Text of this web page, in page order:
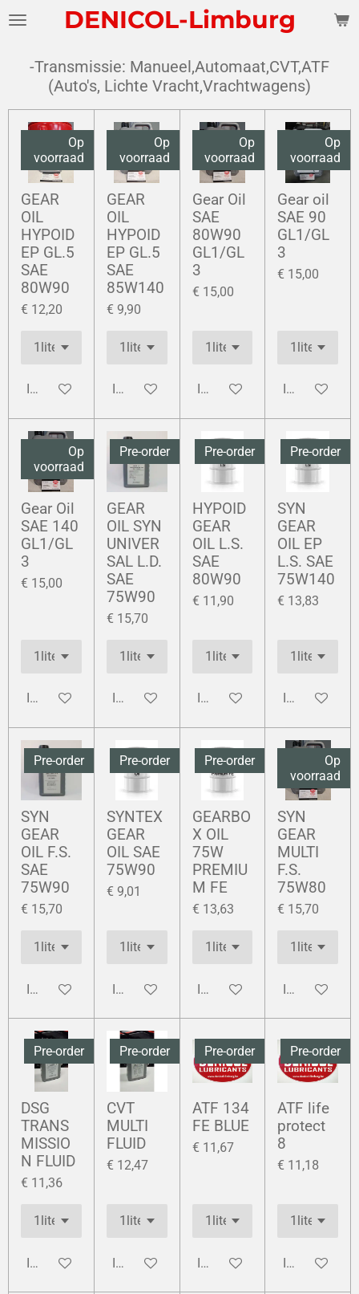
Ga
hoofdinhoud
DENICOL-Limburg
-Transmissie: Manueel,Automaat,CVT,ATF
(Auto's, Lichte Vracht,Vrachtwagens)
Op
voorraad
GEAR
OIL
HYPOID
EP GL.5
SAE
80W90
€ 12,20
In winkelwagen
Op
voorraad
GEAR
OIL
HYPOID
EP GL.5
SAE
85W140
€ 9,90
In winkelwagen
Op
voorraad
Gear Oil
SAE
80W90
GL1/GL
3
€ 15,00
In winkelwagen
Op
voorraad
Gear oil
SAE 90
GL1/GL
3
€ 15,00
In
Op
voorraad
Gear Oil
SAE 140
GL1/GL
3
€ 15,00
In winkelwagen
Pre-order
GEAR
OIL SYN
UNIVER
SAL L.D.
SAE
75W90
€ 15,70
In winkelwagen
Pre-order
HYPOID
GEAR
OIL L.S.
SAE
80W90
€ 11,90
In winkelwagen
Pre-order
SYN
GEAR
OIL EP
L.S. SAE
75W140
€ 13,83
In
Pre-order
SYN
GEAR
OIL F.S.
SAE
75W90
€ 15,70
In winkelwagen
Pre-order
SYNTEX
GEAR
OIL SAE
75W90
€ 9,01
In winkelwagen
Pre-order
GEARBO
X OIL
75W
PREMIU
M FE
€ 13,63
In winkelwagen
Op
voorraad
SYN
GEAR
MULTI
F.S.
75W80
€ 15,70
In
Pre-order
DSG
TRANS
MISSIO
N FLUID
€ 11,36
In winkelwagen
Pre-order
CVT
MULTI
FLUID
€ 12,47
In winkelwagen
Pre-order
ATF 134
FE BLUE
€ 11,67
In winkelwagen
Pre-order
ATF life
protect
8
€ 11,18
In